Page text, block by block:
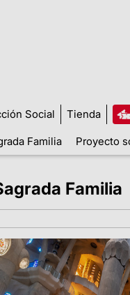
Social Tienda
Familia Proyecto
Familia